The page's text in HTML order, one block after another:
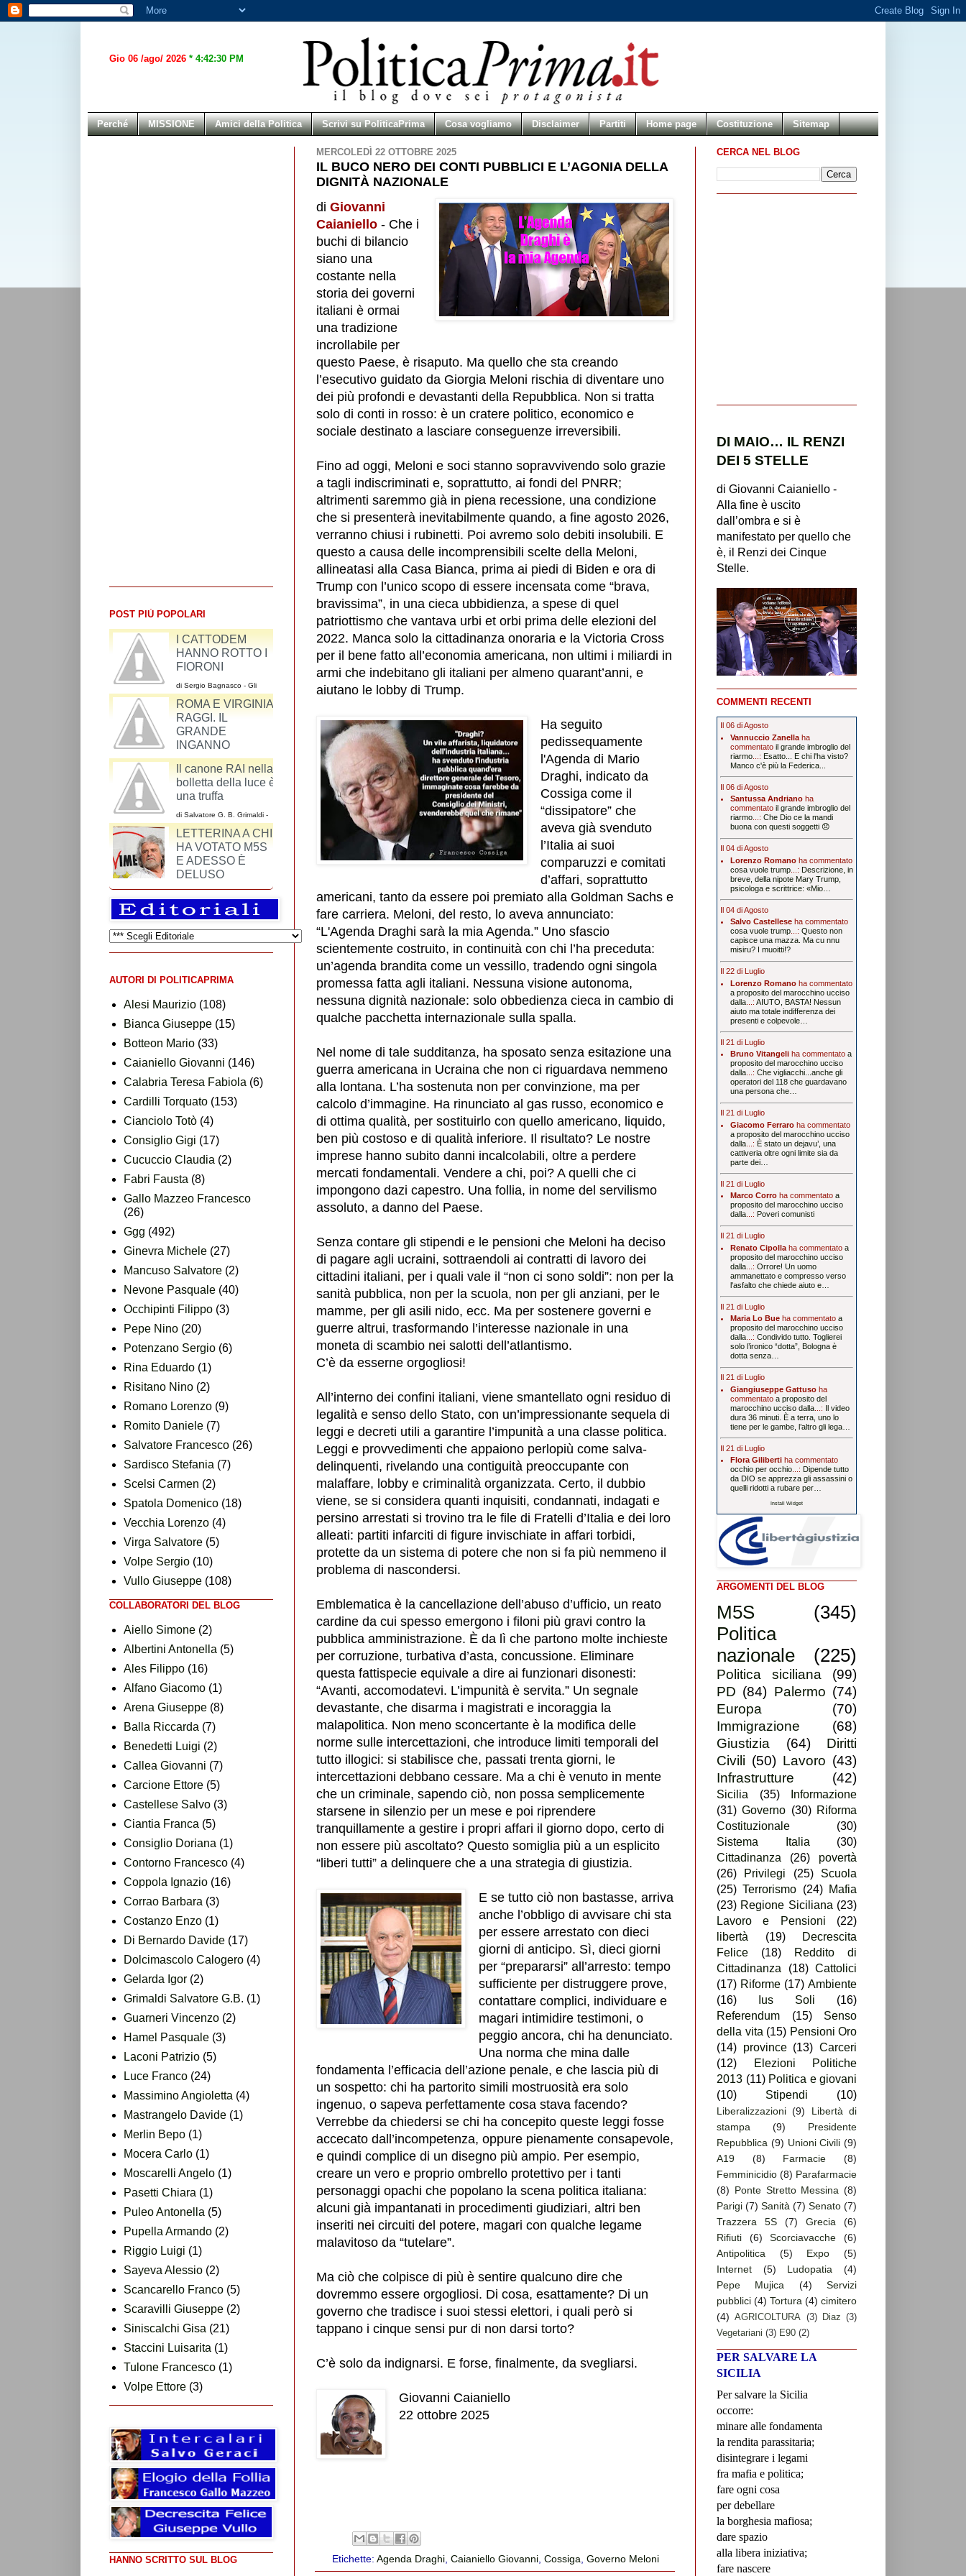
Gio 06 /ago/ 2026 * 4:42:30 PM
Perché MISSIONE Amici della Politica Scrivi su PoliticaPrima Cosa vogliamo Disclaimer Partiti Home page Costituzione Sitemap
MERCOLEDÌ 22 OTTOBRE 2025
IL BUCO NERO DEI CONTI PUBBLICI E L’AGONIA DELLA
DIGNITÀ NAZIONALE
di Giovanni
Caianiello - Che i
buchi di bilancio
siano una
costante nella
storia dei governi
italiani è ormai
una tradizione
incrollabile per
questo Paese, è risaputo. Ma quello che sta creando
l’esecutivo guidato da Giorgia Meloni rischia di diventare uno
dei più profondi e devastanti della Repubblica. Non si tratta
solo di conti in rosso: è un cratere politico, economico e
sociale destinato a lasciare conseguenze irreversibili.
Fino ad oggi, Meloni e soci stanno sopravvivendo solo grazie
a tagli indiscriminati e, soprattutto, ai fondi del PNRR;
altrimenti saremmo già in piena recessione, una condizione
che si presenterà inevitabilmente quando, a fine agosto 2026,
verranno chiusi i rubinetti. Poi avremo solo debiti insolubili. E
questo a causa delle incomprensibili scelte della Meloni,
allineatasi alla Casa Bianca, prima ai piedi di Biden e ora di
Trump con l’unico scopo di essere incensata come “brava,
bravissima”, in una cieca ubbidienza, a spese di quel
patriottismo che vantava urbi et orbi prima delle elezioni del
2022. Manca solo la cittadinanza onoraria e la Victoria Cross
per il bene fatto all’economia americana, non ultimi i miliardi in
armi che indebitano gli italiani per almeno quarant’anni, e
aiutano le lobby di Trump.
Ha seguito
pedissequamente
l'Agenda di Mario
Draghi, indicato da
Cossiga come il
“dissipatore” che
aveva già svenduto
l’Italia ai suoi
comparuzzi e comitati
d’affari, soprattutto
americani, tanto da essere poi premiato alla Goldman Sachs e
fare carriera. Meloni, del resto, lo aveva annunciato:
“L'Agenda Draghi sarà la mia Agenda.” Uno sfascio
scientemente costruito, in continuità con chi l’ha preceduta:
un’agenda brandita come un vessillo, tradendo ogni singola
promessa fatta agli italiani. Nessuna visione autonoma,
nessuna dignità nazionale: solo obbedienza cieca in cambio di
qualche pacchetta internazionale sulla spalla.
Nel nome di tale sudditanza, ha sposato senza esitazione una
guerra americana in Ucraina che non ci riguardava nemmeno
alla lontana. L’ha sostenuta non per convinzione, ma per
calcolo d’immagine. Ha rinunciato al gas russo, economico e
di ottima qualità, per sostituirlo con quello americano, liquido,
ben più costoso e di qualità inferiore. Il risultato? Le nostre
imprese hanno subito danni incalcolabili, oltre a perdere
mercati fondamentali. Vendere a chi, poi? A quelli che ci
impongono dazi capestro. Una follia, in nome del servilismo
assoluto, a danno del Paese.
Senza contare gli stipendi e le pensioni che Meloni ha deciso
di pagare agli ucraini, sottraendoli ai contratti di lavoro dei
cittadini italiani, per i quali vale il “non ci sono soldi”: non per la
sanità pubblica, non per la scuola, non per gli anziani, per le
mamme, per gli asili nido, ecc. Ma per sostenere governi e
guerre altrui, trasformando l’interesse nazionale in una
moneta di scambio nei salotti dell’atlantismo.
C’è da esserne orgogliosi!
All’interno dei confini italiani, viene smantellato ogni residuo di
legalità e senso dello Stato, con un’impressionante sequela di
leggi e decreti utili a garantire l’impunità a una classe politica.
Leggi e provvedimenti che appaiono perlopiù come salva-
delinquenti, rivelando una contiguità preoccupante con
malaffare, lobby e criminalità organizzata. Certo, il dubbio
viene, se si considera quanti inquisiti, condannati, indagati e
persino arrestati si trovino tra le file di Fratelli d’Italia e dei loro
alleati: partiti infarciti di figure invischiate in affari torbidi,
protette da un sistema di potere che non si fa più nemmeno il
problema di nascondersi.
Emblematica è la cancellazione dell’abuso d’ufficio, un reato
cardine da cui spesso emergono i filoni più gravi contro la
pubblica amministrazione. È da lì che partono molte inchieste
per corruzione, turbativa d’asta, concussione. Eliminare
questa fattispecie equivale a dire ai funzionari disonesti:
“Avanti, accomodatevi. L’impunità è servita.” Un segnale
devastante, che disarma i magistrati e incoraggia la
malapolitica. Non meno sconcertante è la modifica delle
norme sulle intercettazioni, che introduce limiti temporali del
tutto illogici: si stabilisce che, passati trenta giorni, le
intercettazioni debbano cessare. Ma a chi è venuto in mente
che un criminale, sapendo ciò, non possa semplicemente
starsene in silenzio per un mese e poi riprendere
tranquillamente a gestire i propri affari il giorno dopo, certo di
non essere più ascoltato? Questo somiglia più a un esplicito
“liberi tutti” a delinquere che a una strategia di giustizia.
E se tutto ciò non bastasse, arriva
anche l’obbligo di avvisare chi sta
per essere arrestato con dieci
giorni di anticipo. Sì, dieci giorni
per “prepararsi” all’arresto: tempo
sufficiente per distruggere prove,
contattare complici, individuare e
magari intimidire testimoni, o
peggio ancora, chi ha denunciato.
Una norma che mina dalle
fondamenta l’efficacia dell’azione penale, e che lascia più di
un sospetto: chi ha partorito simili mostruosità era solo
ingenuo, o sapeva perfettamente cosa stava facendo?
Verrebbe da chiedersi se chi ha concepito queste leggi fosse
accecato dall’incompetenza, oppure pienamente consapevole,
e quindi complice di un disegno più ampio. Per esempio,
creare un vero e proprio ombrello protettivo per i tanti
personaggi opachi che popolano la scena politica italiana:
alcuni già impantanati in procedimenti giudiziari, altri ben
inseriti nei circuiti del potere, magari con qualche legame
malavitoso da “tutelare”.
Ma ciò che colpisce di più è sentire qualcuno dire che
dovremmo essere orgogliosi. Di cosa, esattamente? Di un
governo che tradisce i suoi stessi elettori, i quali però si
tappano i cinque sensi pur di non darsi torto?
C’è solo da indignarsi. E forse, finalmente, da svegliarsi.
Giovanni Caianiello
22 ottobre 2025
Etichette:Agenda Draghi,Caianiello Giovanni,Cossiga,Governo Meloni
POST PIÙ POPOLARI
RIFLESSIONI SUL
SINDACO DI
ROMA VIRGINIA
RAGGI DI UNO
CHE NON HA MAI
VOTATO M5S
I CATTODEM
HANNO ROTTO I
FIORONI
di Sergio Bagnasco - Gli
argomenti dei cattodem
riguardo al ddl Cirinnà sono
un miscuglio
ROMA E VIRGINIA
RAGGI. IL
GRANDE
INGANNO
di Maurizio Alesi - Una volta si andava a Roma
per vedere il Colosseo, l’Altare della Patria, il
colonnato di S. Pietro o Piazza Navona.
Il canone RAI nella
bolletta della luce è
una truffa
di Salvatore G. B. Grimaldi -
La RAI-Radiotelevisione
Italiana S.p.A. è una azienda
così come lo è SKY o
Mediaset.
AUTORI DI POLITICAPRIMA
Alesi Maurizio (108)
Bianca Giuseppe (15)
Botteon Mario (33)
Caianiello Giovanni (146)
Calabria Teresa Fabiola (6)
Cardilli Torquato (153)
Cianciolo Totò (4)
Consiglio Gigi (17)
Cucuccio Claudia (2)
Fabri Fausta (8)
Gallo Mazzeo Francesco
(26)
Ggg (492)
Ginevra Michele (27)
Mancuso Salvatore (2)
Nevone Pasquale (40)
Occhipinti Filippo (3)
Pepe Nino (20)
Potenzano Sergio (6)
Rina Eduardo (1)
Risitano Nino (2)
Romano Lorenzo (9)
Romito Daniele (7)
Salvatore Francesco (26)
Sardisco Stefania (7)
Scelsi Carmen (2)
Spatola Domenico (18)
Vecchia Lorenzo (4)
Virga Salvatore (5)
Volpe Sergio (10)
Vullo Giuseppe (108)
COLLABORATORI DEL BLOG
Aiello Simone (2)
Albertini Antonella (5)
Ales Filippo (16)
Alfano Giacomo (1)
Arena Giuseppe (8)
Balla Riccarda (7)
Benedetti Luigi (2)
Callea Giovanni (7)
Carcione Ettore (5)
Castellese Salvo (3)
Ciantia Franca (5)
Consiglio Doriana (1)
Contorno Francesco (4)
Coppola Ignazio (16)
Corrao Barbara (3)
Costanzo Enzo (1)
Di Bernardo Davide (17)
Dolcimascolo Calogero (4)
Gelarda Igor (2)
Grimaldi Salvatore G.B. (1)
Guarneri Vincenzo (2)
Hamel Pasquale (3)
Laconi Patrizio (5)
Luce Franco (24)
Massimino Angioletta (4)
Mastrangelo Davide (1)
Merlin Bepo (1)
Mocera Carlo (1)
Moscarelli Angelo (1)
Pasetti Chiara (1)
Puleo Antonella (5)
Pupella Armando (2)
Riggio Luigi (1)
Sayeva Alessio (2)
Scancarello Franco (5)
Scaravilli Giuseppe (2)
Siniscalchi Gisa (21)
Staccini Luisarita (1)
Tulone Francesco (1)
Volpe Ettore (3)
HANNO SCRITTO SUL BLOG
CERCA NEL BLOG
DI MAIO… IL RENZI
DEI 5 STELLE
di Giovanni Caianiello -
Alla fine è uscito
dall’ombra e si è
manifestato per quello che
è, il Renzi dei Cinque
Stelle.
COMMENTI RECENTI
Il 06 di Agosto
Vannuccio Zanellaha
commentato il grande imbroglio del
riarmo...: Esatto... E chi l'ha visto?
Manco c'è più la Federica...
Il 06 di Agosto
Santussa Andrianoha
commentato il grande imbroglio del
riarmo...: Che Dio ce la mandi
buona con questi soggetti 😞
Il 04 di Agosto
Lorenzo Romanoha commentato
cosa vuole trump...: Descrizione, in
breve, della nipote Mary Trump,
psicologa e scrittrice: «Mio…
Il 04 di Agosto
Salvo Castelleseha commentato
cosa vuole trump...: Questo non
capisce una mazza. Ma cu nnu
misiru? I muoitti!?
Il 22 di Luglio
Lorenzo Romanoha commentato
a proposito del marocchino ucciso
dalla...: AIUTO, BASTA! Nessun
aiuto ma totale indifferenza dei
presenti e colpevole…
Il 21 di Luglio
Bruno Vitangeliha commentato a
proposito del marocchino ucciso
dalla...: Che vigliacchi...anche gli
operatori del 118 che guardavano
una persona che…
Il 21 di Luglio
Giacomo Ferraroha commentato
a proposito del marocchino ucciso
dalla...: È stato un dejavu’, una
cattiveria oltre ogni limite sia da
parte dei…
Il 21 di Luglio
Marco Corroha commentato a
proposito del marocchino ucciso
dalla...: Poveri comunisti
Il 21 di Luglio
Renato Cipollaha commentato a
proposito del marocchino ucciso
dalla...: Orrore! Un uomo
ammanettato e compresso verso
l'asfalto che chiede aiuto e…
Il 21 di Luglio
Maria Lo Bueha commentato a
proposito del marocchino ucciso
dalla...: Condivido tutto. Toglierei
solo l’ironico “dotta”, Bologna è
dotta senza…
Il 21 di Luglio
Giangiuseppe Gattusoha
commentato a proposito del
marocchino ucciso dalla...: Il video
dura 36 minuti. È a terra, uno lo
tiene per le gambe, l’altro gli lega…
Il 21 di Luglio
Flora Gilibertiha commentato
occhio per occhio...: Dipende tutto
da DIO se apprezza gli assassini o
quelli ridotti a rubare per…
Install Widget
ARGOMENTI DEL BLOG
M5S
(345)
Politica
nazionale
(225)
Politica siciliana
(99)
PD (84) Palermo (74)
Europa
(70)
Immigrazione
(68)
Giustizia
(64)
Diritti
Civili (50) Lavoro (43)
Infrastrutture
(42)
Sicilia (35)
Informazione
(31) Governo (30) Riforma
Costituzionale
(30)
Sistema Italia
(30)
Cittadinanza
(26)
povertà
(26)
Privilegi (25)
Scuola
(25) Terrorismo (24)
Mafia
(23) Regione Siciliana (23)
Lavoro e Pensioni
(22)
libertà
(19)
Decrescita
Felice
(18)
Reddito di
Cittadinanza
(18) Cattolici
(17) Riforme (17) Ambiente
(16)
Ius Soli
(16)
Referendum
(15)
Senso
della vita (15) Pensioni Oro
(14) province (13) Carceri
(12)
Elezioni Politiche
2013 (11) Politica e giovani
(10)
Stipendi (10)
Liberalizzazioni (9)
Libertà di
stampa
(9)
Presidente
Repubblica (9) Unioni Civili (9)
A19
(8) Farmacie
(8)
Femminicidio (8) Parafarmacie
(8) Ponte Stretto Messina (8)
Parigi (7) Sanità (7) Senato (7)
Trazzera 5S
(7) Grecia
(6)
Rifiuti
(6) Scorciavacche
(6)
Antipolitica
(5) Expo
(5)
Internet
(5) Ludopatia
(4)
Pepe Mujica
(4)
Servizi
pubblici (4) Tortura (4) cimitero
(4) AGRICOLTURA (3) Diaz (3)
Vegetariani (3) E90 (2)
PER SALVARE LA
SICILIA
Per salvare la Sicilia
occorre:
minare alle fondamenta
la rendita parassitaria;
disintegrare i legami
fra mafia e politica;
fare ogni cosa
per debellare
la borghesia mafiosa;
dare spazio
alla libera iniziativa;
fare nascere